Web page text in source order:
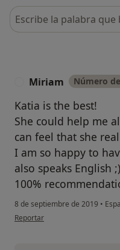
Busca en opiniones
Miriam Número
Katia is the best!
She could help me
can feel that she
I am so happy to
also speaks English
100%
8 de septiembre de 2019 •
en opinión del usuario Miriam
Reportar